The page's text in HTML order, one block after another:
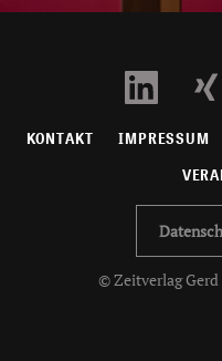
KONTAKT IMPRESSUM
© Zeitverlag